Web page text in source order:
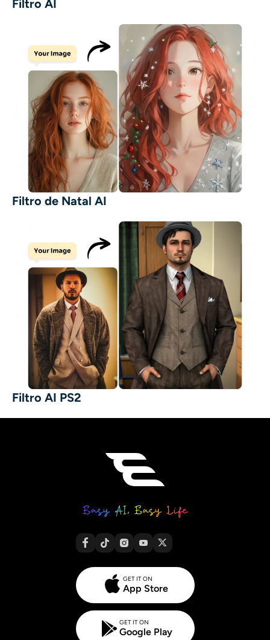
Filtro AI
Filtro de Natal AI
Filtro AI PS2
GET IT ON
App Store
GET IT ON
Google Play